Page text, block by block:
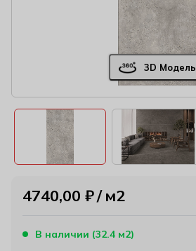
3D Модель
4740,00 ₽ м2
В наличии (32.4 м2)